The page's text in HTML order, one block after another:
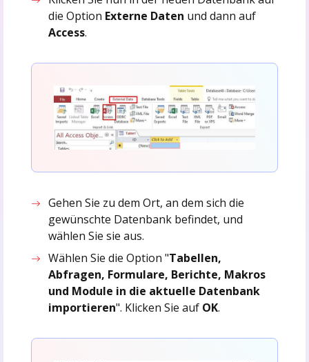
die Option Externe Daten und dann auf
Access.
Gehen Sie zu dem Ort, an dem sich die
gewünschte Datenbank befindet, und
wählen Sie sie aus.
Wählen Sie die Option "Tabellen,
Abfragen, Formulare, Berichte, Makros
und Module in die aktuelle Datenbank
importieren". Klicken Sie auf OK.